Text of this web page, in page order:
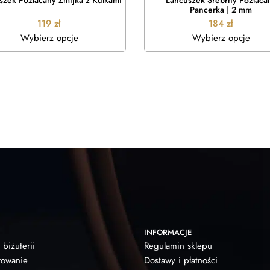
119 zł
Wybierz opcje
Pancerka | 2 mm
184 zł
Wybierz opcje
biżuterii
INFORMACJE
Regulamin sklepu
Dostawy i płatności